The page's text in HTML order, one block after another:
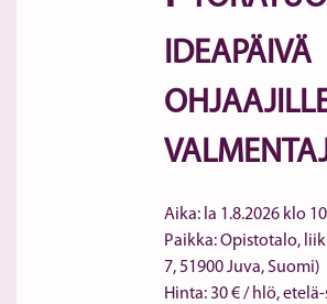
IDEAPÄIVÄ
Aika: la 1.8.2026 klo
Paikka: Opistotalo,
7, 51900 Juva, Suomi)
Hinta: 30 € / hlö,